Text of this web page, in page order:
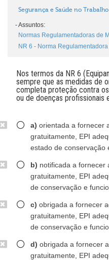
Segurança e Saúde no Trabalho
-Assuntos:
Normas Regulamentadoras de
NR 6 - Norma
Nos termos da NR 6
sempre que as medidas de
completa proteção contra
ou de doenças profissionais
a) orientada a fornecer
gratuitamente, EPI
estado de conservação
b) notificada a fornecer
gratuitamente, EPI
de conservação e
c) obrigada a fornecer
gratuitamente, EPI
de conservação e
d) obrigada a fornecer
gratuitamente, EPI